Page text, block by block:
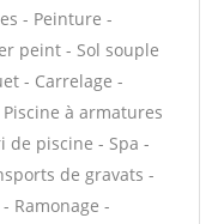
- Peinture -
peint - Sol souple
- Carrelage -
à armatures
de piscine - Spa -
de gravats -
Ramonage -